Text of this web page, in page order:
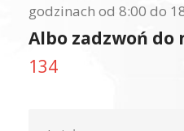
godzinach od 8:00 do
Albo zadzwoń do
134